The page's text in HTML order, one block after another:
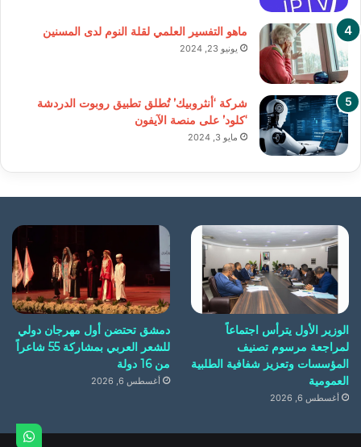
ماهو التفسير العلمي لقلة النوم لدى المسنين
يونيو 23, 2024
شركة ‘أنثروبيك’ تُطلق تطبيق روبوت الدردشة
‘كلود’ على منصة الآيفون
مايو 3, 2024
الوزير الأول يترأس اجتماعاً
لمراجعة مرسوم تصنيف
المؤسسات وتعزيز شفافية الطلبية
العمومية
أغسطس 6, 2026
دمشق تحتضن أول مهرجان دولي
للشعر العربي بمشاركة 55 شاعراً
من 16 دولة
أغسطس 6, 2026